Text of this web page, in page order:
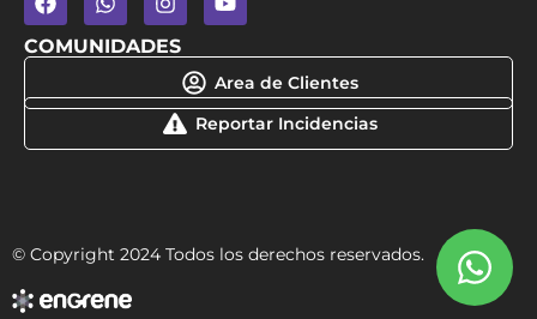
COMUNIDADES
Area de Clientes
Reportar Incidencias
© Copyright 2024 Todos los derechos reservados.